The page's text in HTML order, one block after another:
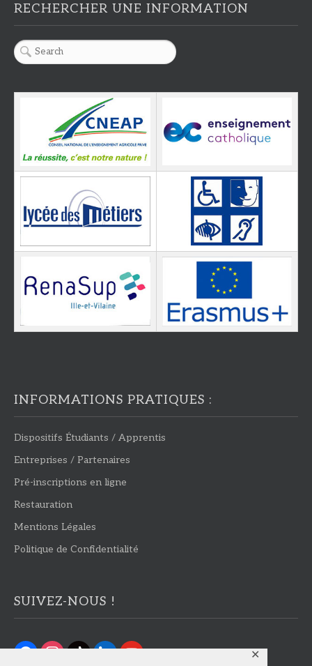
✕
RECHERCHER UNE INFORMATION
INFORMATIONS PRATIQUES :
Dispositifs Étudiants / Apprentis
Entreprises / Partenaires
Pré-inscriptions en ligne
Restauration
Mentions Légales
Politique de Confidentialité
SUIVEZ-NOUS !
facebookinstagram
tiktoklinkedinyoutube